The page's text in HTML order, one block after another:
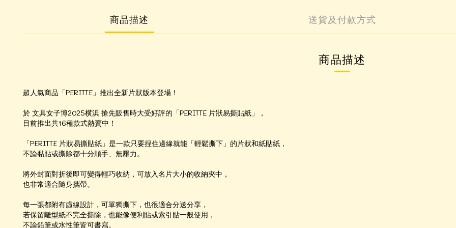
商品描述 送貨及付款方式
商品描述
超人氣商品「PERITTE」推出全新片狀版本登場！
於 文具女子博2025横浜 搶先販售時大受好評的「PERITTE 片狀易撕貼紙」，
目前推出共16種款式熱賣中！
「PERITTE 片狀易撕貼紙」是一款只要捏住邊緣就能「輕鬆撕下」的片狀和紙貼紙，
不論黏貼或撕除都十分順手、無壓力。
將外封面對折後即可變得輕巧收納，可放入名片大小的收納夾中，
也非常適合隨身攜帶。
每一張都附有虛線設計，可單獨撕下，也很適合分送分享，
若保留離型紙不完全撕除，也能像便利貼或索引貼一般使用，
不論鉛筆或水性筆皆可書寫。